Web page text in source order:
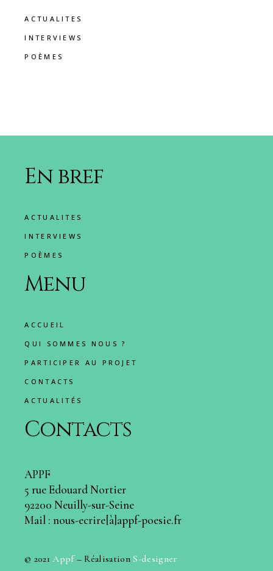
ACTUALITES
INTERVIEWS
POÈMES
En bref
ACTUALITES
INTERVIEWS
POÈMES
Menu
ACCUEIL
QUI SOMMES NOUS ?
PARTICIPER AU PROJET
CONTACTS
ACTUALITÉS
Contacts
APPF
5 rue Edouard Nortier
92200 Neuilly-sur-Seine
Mail : nous-ecrire[à]appf-poesie.fr
© 2021Appf– RéalisationS-designer